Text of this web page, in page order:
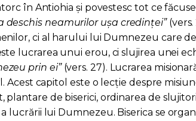
în Antiohia și povestesc tot ce
deschis neamurilor ușa credinței”(vers.
ci al harului lui Dumnezeu care
lucrarea unui erou, ci slujirea unei
prin ei”(vers. 27). Lucrarea
Acest capitol este o lecție despre
plantare de biserici, ordinarea de
lucrării lui Dumnezeu. Biserica se